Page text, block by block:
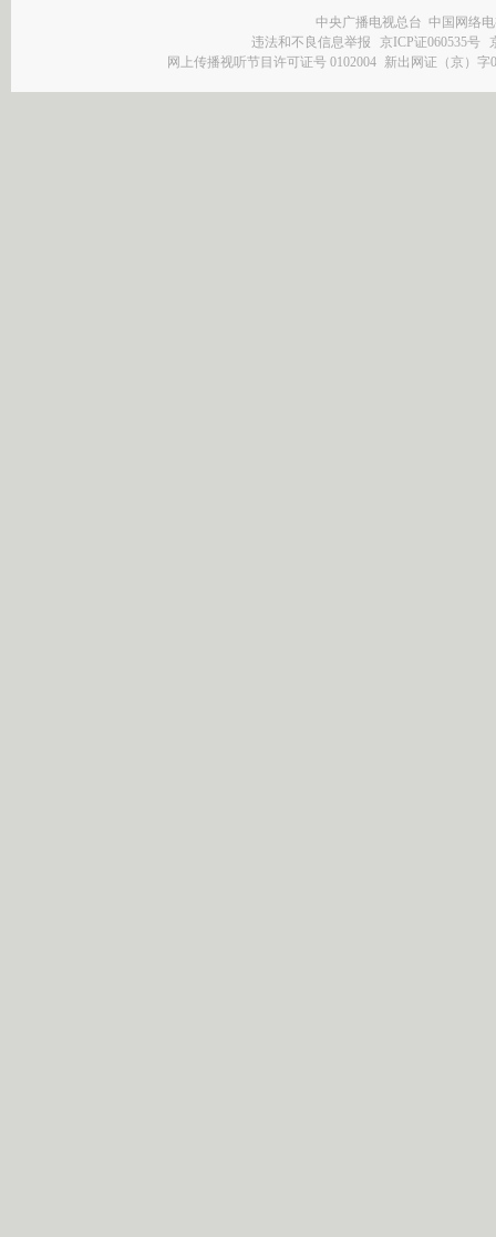
中央广播电视总台 中国网络
违法和不良信息举报
京ICP证060535号
网上传播视听节目许可证号 0102004 新出网证（京）